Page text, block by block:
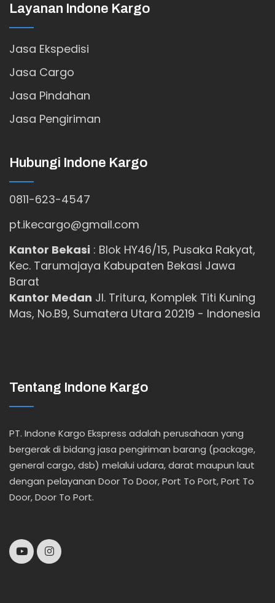
Layanan Indone Kargo
Jasa Ekspedisi
Jasa Cargo
Jasa Pindahan
Jasa Pengiriman
Hubungi Indone Kargo
0811-623-4547
pt.ikecargo@gmail.com
Kantor Bekasi : Blok HY46/15, Pusaka Rakyat,
Kec. Tarumajaya Kabupaten Bekasi Jawa
Barat
Kantor Medan Jl. Tritura, Komplek Titi Kuning
Mas, No.B9, Sumatera Utara 20219 - Indonesia
Tentang Indone Kargo
PT. Indone Kargo Ekspress adalah perusahaan yang
bergerak di bidang jasa pengiriman barang (package,
general cargo, dsb) melalui udara, darat maupun laut
dengan pelayanan Door To Door, Port To Port, Port To
Door, Door To Port.